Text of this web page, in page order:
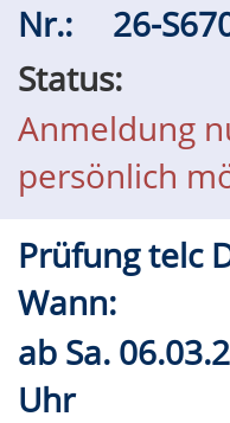
Nr.:
26-
Status:
Anmeldung
persönlich
Prüfung telc
Wann:
ab Sa.
Uhr